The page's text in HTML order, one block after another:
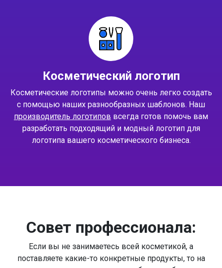
Косметический логотип
Косметические логотипы можно очень легко создать
с помощью наших разнообразных шаблонов. Наш
производитель логотипов всегда готов помочь вам
разработать подходящий и модный логотип для
логотипа вашего косметического бизнеса.
Совет профессионала:
Если вы не занимаетесь всей косметикой, а
поставляете какие-то конкретные продукты, то на